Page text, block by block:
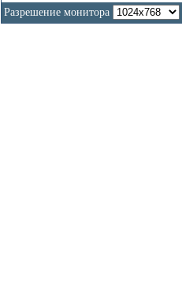
Разрешение монитора